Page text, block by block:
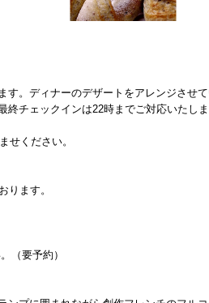
す。ディナーのデザートをアレンジさせ
チェックインは22時までご対応いたしま
せください。
ります。
（要予約）